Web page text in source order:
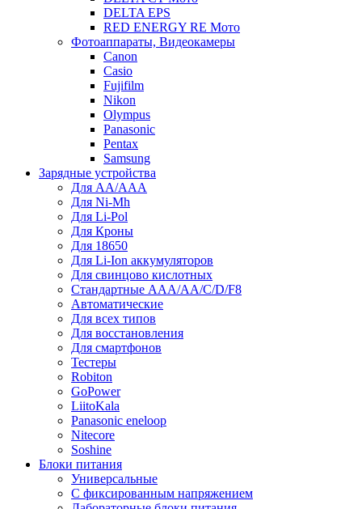
DELTA EPS
RED ENERGY RE Мото
Фотоаппараты, Видеокамеры
Canon
Casio
Fujifilm
Nikon
Olympus
Panasonic
Pentax
Samsung
Зарядные устройства
Для AA/AAA
Для Ni-Mh
Для Li-Pol
Для Кроны
Для 18650
Для Li-Ion аккумуляторов
Для свинцово кислотных
Стандартные ААА/АА/С/D/F8
Автоматические
Для всех типов
Для восстановления
Для смартфонов
Тестеры
Robiton
GoPower
LiitoKala
Panasonic eneloop
Nitecore
Soshine
Блоки питания
Универсальные
C фиксированным напряжением